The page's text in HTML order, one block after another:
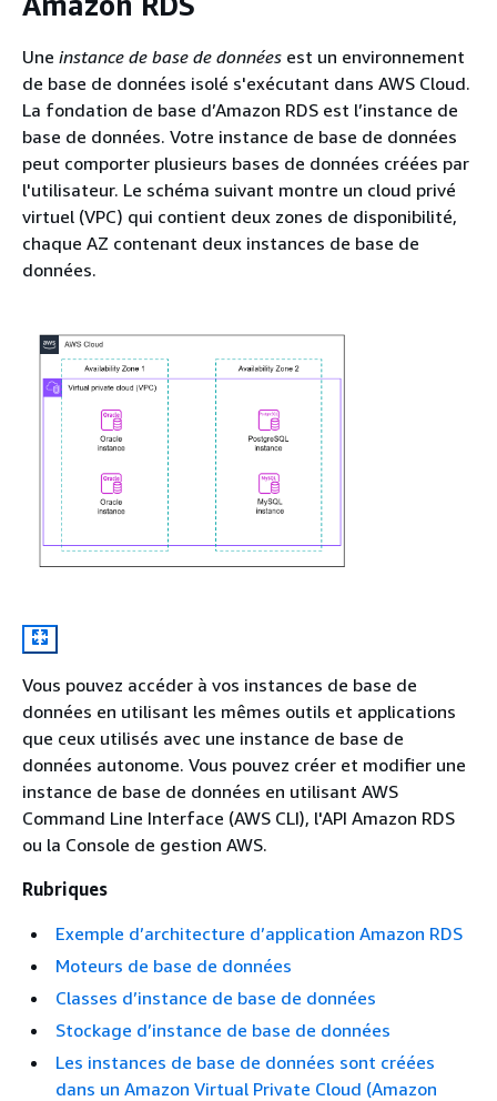
Une instance de base de données est un environnement
de base de données isolé s'exécutant dans AWS Cloud.
La fondation de base d’Amazon RDS est l’instance de
base de données. Votre instance de base de données
peut comporter plusieurs bases de données créées par
l'utilisateur. Le schéma suivant montre un cloud privé
virtuel (VPC) qui contient deux zones de disponibilité,
chaque AZ contenant deux instances de base de
données.
Vous pouvez accéder à vos instances de base de
données en utilisant les mêmes outils et applications
que ceux utilisés avec une instance de base de
données autonome. Vous pouvez créer et modifier une
instance de base de données en utilisant AWS
Command Line Interface (AWS CLI), l'API Amazon RDS
ou la Console de gestion AWS.
Rubriques
Exemple d’architecture d’application Amazon RDS
Moteurs de base de données
Classes d’instance de base de données
Stockage d’instance de base de données
Les instances de base de données sont créées
dans un Amazon Virtual Private Cloud (Amazon